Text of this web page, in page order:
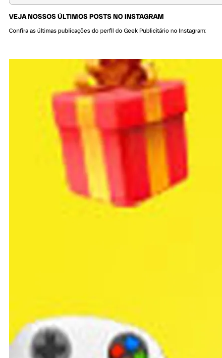
VEJA NOSSOS ÚLTIMOS POSTS NO INSTAGRAM
Confira as últimas publicações do perfil do Geek Publicitário no Instagram: